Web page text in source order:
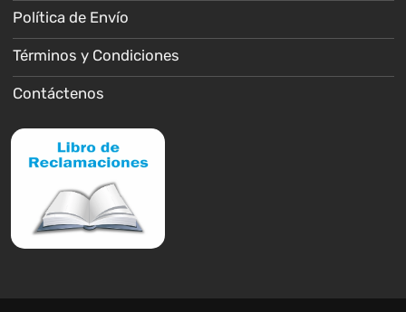
Política de Envío
Términos y Condiciones
Contáctenos